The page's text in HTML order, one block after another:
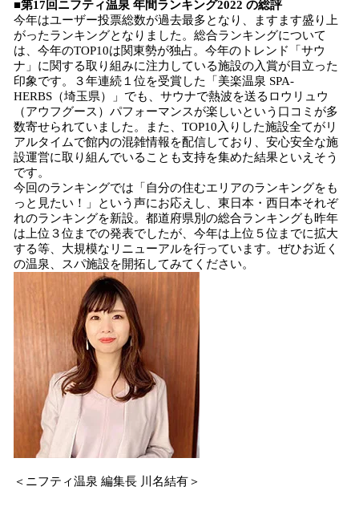
■第17回ニフティ温泉 年間ランキング2022 の総評
今年はユーザー投票総数が過去最多となり、ますます盛り上
がったランキングとなりました。総合ランキングについて
は、今年のTOP10は関東勢が独占。今年のトレンド「サウ
ナ」に関する取り組みに注力している施設の入賞が目立った
印象です。３年連続１位を受賞した「美楽温泉 SPA-
HERBS（埼玉県）」でも、サウナで熱波を送るロウリュウ
（アウフグース）パフォーマンスが楽しいという口コミが多
数寄せられていました。また、TOP10入りした施設全てがリ
アルタイムで館内の混雑情報を配信しており、安心安全な施
設運営に取り組んでいることも支持を集めた結果といえそう
です。
今回のランキングでは「自分の住むエリアのランキングをも
っと見たい！」という声にお応えし、東日本・西日本それぞ
れのランキングを新設。都道府県別の総合ランキングも昨年
は上位３位までの発表でしたが、今年は上位５位までに拡大
する等、大規模なリニューアルを行っています。ぜひお近く
の温泉、スパ施設を開拓してみてください。
＜ニフティ温泉 編集長 川名結有＞